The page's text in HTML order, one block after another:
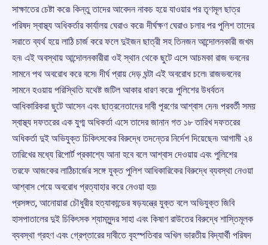
সাক্ষাতের চেষ্টা করে৷ কিন্তু তাদের আবেদন নাকচ হয়ে যাওয়ার পর তৃণমূল ছাত্র
পরিষদ স্বাস্থ্য অধিকর্তার কার্যালয় ঘেরাও করে৷ দীর্ঘক্ষণ ঘেরাও চলার পর পুলিশ তাদের
সরাতে ব্যর্থ হয়ে লাঠি চার্জ করে ফলে দুইজন ছাত্রী সহ তিনজন আন্দোলনকারী জখম
হন৷ এই অবস্থায় আন্দোলনকারীরা ওই স্থান থেকে ছুটে এসে আচমকা রাজ ভবনের
সামনে পথ অবরোধ করে বসে৷ দীর্ঘ প্রায় দেড় ঘন্টা এই অবরোধ চলে৷ রাজভবনের
সামনে হওয়ায় পরিস্থিতি যথেষ্ট জটিল আকার ধারণ করে৷ পুলিশের উধর্বতন
আধিকারিকরা ছুটে আসেন এবং ছাত্রনেতাদের দাবী পূরণের আশ্বাস দেন৷ পরবর্তী সময়
স্বাস্থ্য দফতরের এক যুগ্ম অধিকর্তা এসে তাদের জানান গত ১৮ তারিখ দফতরের
অধিকর্তা দুই অভিযুক্ত চিকিৎসকের বিরুদ্ধে তদন্তের নির্দেশ দিয়েছেন৷ আগামী ২৪
তারিখের মধ্যে রিপোর্ট প্রকাশ্যে আনা হবে বলে আশ্বাস দেওয়ায় এবং পুলিশের
তরফে আজকের লাঠিচার্জের সঙ্গে যুক্ত পুলিশ আধিকারিকের বিরুদ্ধে ব্যবস্থা নেওয়া
আশ্বাস পেয়ে অবরোধ প্রত্যাহার করে নেওয়া হয়৷
প্রসঙ্গত, আনোয়ারা চৌধুরীর হত্যাকান্ডের ষড়যন্ত্রে যুক্ত বলে অভিযুক্ত জিবি
হাসপাতালের দুই চিকিৎসক শ্যামসুন্দর সাহা এবং কিষাণ রাউতের বিরুদ্ধে শাস্তিমূলক
ব্যবস্থা গ্রহণ এবং গ্রেপ্তারের দাবীতে বৃহস্পতিবার অখিল ভারতীয় বিদ্যার্থী পরিষদ